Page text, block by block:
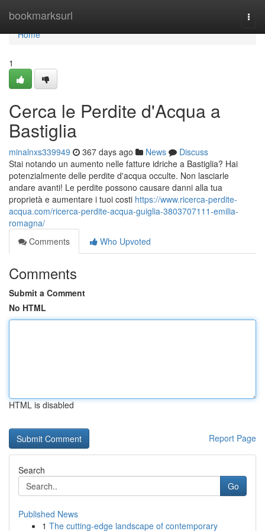
bookmarksurl
Home
Home
1
Cerca le Perdite d'Acqua a
Bastiglia
minalnxs339949 367 days ago News
Discuss
Stai notando un aumento nelle fatture idriche a Bastiglia? Hai
potenzialmente delle perdite d'acqua occulte. Non lasciarle
andare avanti! Le perdite possono causare danni alla tua
proprietà e aumentare i tuoi costi https://www.ricerca-perdite-
acqua.com/ricerca-perdite-acqua-guiglia-3803707111-emilia-
romagna/
Comments
Who Upvoted
Comments
Submit a Comment
No HTML
HTML is disabled
Report Page
Search
Go
Published News
1 The cutting-edge landscape of contemporary